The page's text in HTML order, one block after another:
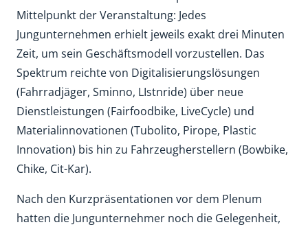
Mittelpunkt der Veranstaltung: Jedes
Jungunternehmen erhielt jeweils exakt drei Minuten
Zeit, um sein Geschäftsmodell vorzustellen. Das
Spektrum reichte von Digitalisierungslösungen
(Fahrradjäger, Sminno, LIstnride) über neue
Dienstleistungen (Fairfoodbike, LiveCycle) und
Materialinnovationen (Tubolito, Pirope, Plastic
Innovation) bis hin zu Fahrzeugherstellern (Bowbike,
Chike, Cit-Kar).
Nach den Kurzpräsentationen vor dem Plenum
hatten die Jungunternehmer noch die Gelegenheit,